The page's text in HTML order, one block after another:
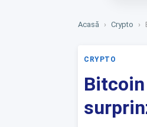
Acasă › Crypto ›
CRYPTO